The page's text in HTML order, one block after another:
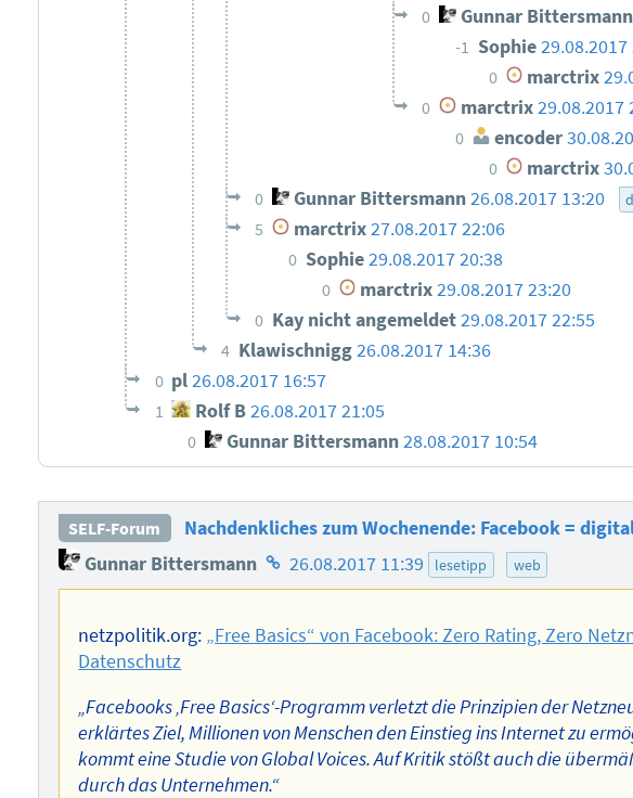
0 Gunnar Bittersmann
-1 Sophie29.08.2017
0 marctrix
0 marctrix29.08.2017
0 encoder
0 marctrix
0 Gunnar Bittersmann26.08.2017 13:20
5 marctrix27.08.2017 22:06
0 Sophie29.08.2017 20:38
0 marctrix29.08.2017 23:20
0 Kay nicht angemeldet29.08.2017 22:55
4 Klawischnigg26.08.2017 14:36
0 pl26.08.2017 16:57
1 Rolf B26.08.2017 21:05
0 Gunnar Bittersmann28.08.2017 10:54
SELF-Forum
Nachdenkliches zum Wochenende: Facebook =
Gunnar Bittersmann Homepage
des
26.08.2017 11:39 lesetipp web
netzpolitik.org: „Free Basics“ von Facebook: Zero Rating, Zero
Datenschutz
„Facebooks ‚Free Basics‘-Programm verletzt die Prinzipien der
erklärtes Ziel, Millionen von Menschen den Einstieg ins Internet zu
kommt eine Studie von Global Voices. Auf Kritik stößt auch die
durch das Unternehmen.“